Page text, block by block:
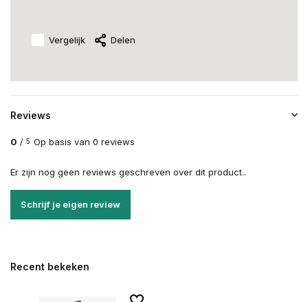
Vergelijk Delen
Reviews
0 / 5 Op basis van 0 reviews
Er zijn nog geen reviews geschreven over dit product..
Schrijf je eigen review
Recent bekeken